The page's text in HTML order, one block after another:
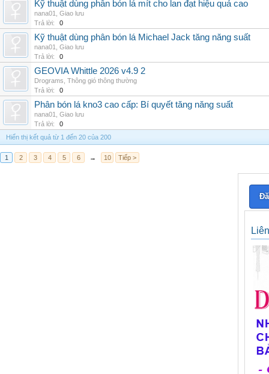
Kỹ thuật dùng phân bón lá mít cho lan đạt hiệu quả cao
nana01
Giao lưu
Trả lời:
0
Kỹ thuật dùng phân bón lá Michael Jack tăng năng suất
nana01
Giao lưu
Trả lời:
0
GEOVIA Whittle 2026 v4.9 2
Drograms Thông gió thông thường
Trả lời:
0
Phân bón lá kno3 cao cấp: Bí quyết tăng năng suất
nana01
Giao lưu
Trả lời:
0
Hiển thị kết quả từ 1 đến 20 của 200
1 2 3 4 5 6 → 10 Tiếp >